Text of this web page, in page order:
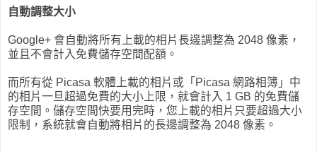
自動調整大小
Google+ 會自動將所有上載的相片長邊調整為 2048 像素，
並且不會計入免費儲存空間配額。
而所有從 Picasa 軟體上載的相片或「Picasa 網路相簿」中
的相片一旦超過免費的大小上限，就會計入 1 GB 的免費儲
存空間。儲存空間快要用完時，您上載的相片只要超過大小
限制，系統就會自動將相片的長邊調整為 2048 像素。